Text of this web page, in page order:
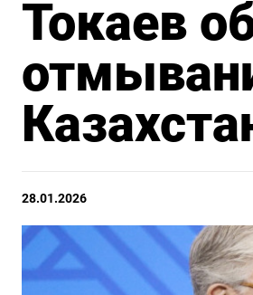
Токаев
28.01.2026